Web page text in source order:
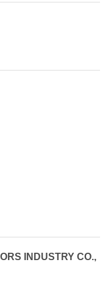
INDUSTRY CO.,